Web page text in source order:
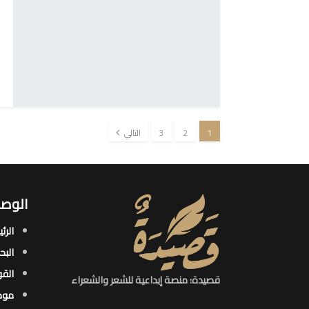
1
2
3 التالي
قصيدة: منصة إبداعية للشعر والشعراء